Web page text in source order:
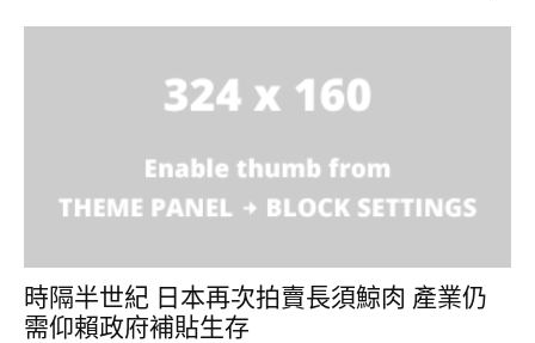
時隔半世紀 日本再次拍賣長須鯨肉 產業仍
需仰賴政府補貼生存